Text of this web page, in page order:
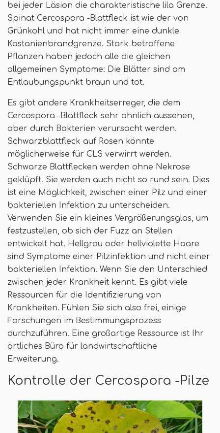
bei jeder Läsion die charakteristische lila Grenze.
Spinat Cercospora -Blattfleck ist wie der von
Grünkohl und hat nicht immer eine dunkle
Kastanienbrandgrenze. Stark betroffene
Pflanzen haben jedoch alle die gleichen
allgemeinen Symptome: Die Blätter sind am
Entlaubungspunkt braun und tot.
Es gibt andere Krankheitserreger, die dem
Cercospora -Blattfleck sehr ähnlich aussehen,
aber durch Bakterien verursacht werden.
Schwarzblattfleck auf Rosen könnte
möglicherweise für CLS verwirrt werden.
Schwarze Blattflecken werden ohne Nekrose
geklüpft. Sie werden auch nicht so rund sein. Dies
ist eine Möglichkeit, zwischen einer Pilz und einer
bakteriellen Infektion zu unterscheiden.
Verwenden Sie ein kleines Vergrößerungsglas, um
festzustellen, ob sich der Fuzz an Stellen
entwickelt hat. Hellgrau oder hellviolette Haare
sind Symptome einer Pilzinfektion und nicht einer
bakteriellen Infektion. Wenn Sie den Unterschied
zwischen jeder Krankheit kennt. Es gibt viele
Ressourcen für die Identifizierung von
Krankheiten. Fühlen Sie sich also frei, einige
Forschungen im Bestimmungsprozess
durchzuführen. Eine großartige Ressource ist Ihr
örtliches Büro für landwirtschaftliche
Erweiterung.
Kontrolle der Cercospora -Pilze